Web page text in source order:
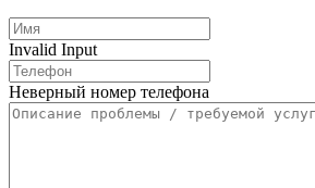
Invalid Input
Неверный номер телефона